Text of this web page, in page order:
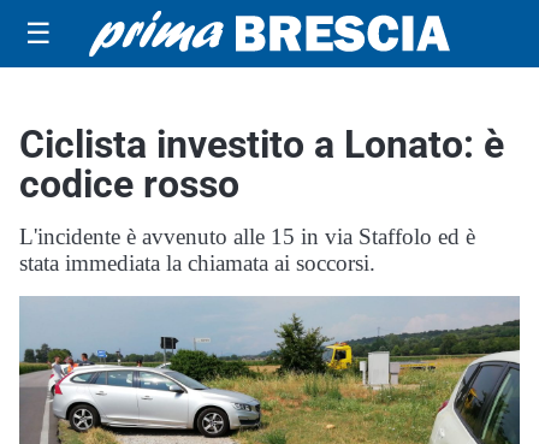
☰
Ciclista investito a Lonato: è
codice rosso
L'incidente è avvenuto alle 15 in via Staffolo ed è
stata immediata la chiamata ai soccorsi.